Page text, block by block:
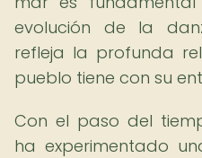
evolución de la
refleja la profunda
pueblo tiene con su
Con el paso del
ha experimentado